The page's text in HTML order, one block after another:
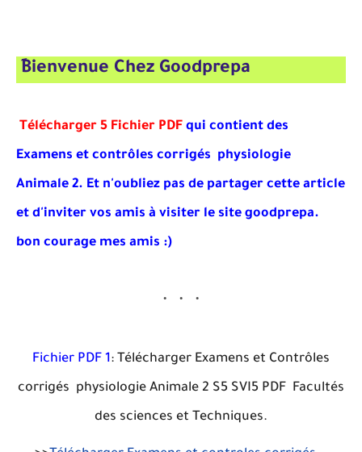
ِBienvenue Chez Goodprepa
Télécharger 5 Fichier PDF qui contient des
Examens et contrôles corrigés physiologie
Animale 2. Et n'oubliez pas de partager cette article
et d'inviter vos amis à visiter le site goodprepa.
bon courage mes amis :)
Fichier PDF 1: Télécharger Examens et Contrôles
corrigés physiologie Animale 2 S5 SVI5 PDF Facultés
des sciences et Techniques.